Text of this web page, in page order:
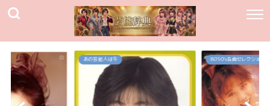
あの芸能人は今 80`90's名曲セレクション